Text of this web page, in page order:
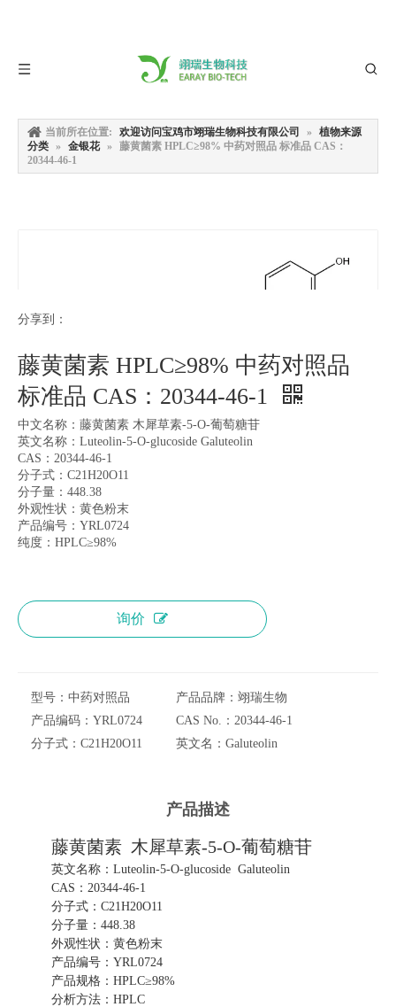
当前所在位置: 欢迎访问宝鸡市翊瑞生物科技有限公司 »
植物来源
分类 » 金银花 »
藤黄菌素 HPLC≥98% 中药对照品 标准品 CAS：
20344-46-1
分享到：
藤黄菌素 HPLC≥98% 中药对照品
标准品 CAS：20344-46-1
中文名称：藤黄菌素 木犀草素-5-O-葡萄糖苷
英文名称：Luteolin-5-O-glucoside Galuteolin
CAS：20344-46-1
分子式：C21H20O11
分子量：448.38
外观性状：黄色粉末
产品编号：YRL0724
纯度：HPLC≥98%
询价
型号： 中药对照品 产品品牌： 翊瑞生物
产品编码： YRL0724 CAS No.： 20344-46-1
分子式： C21H20O11 英文名： Galuteolin
产品描述
藤黄菌素 木犀草素-5-O-葡萄糖苷
英文名称： Luteolin-5-O-glucoside Galuteolin
CAS：20344-46-1
分子式： C21H20O11
分子量： 448.38
外观性状： 黄色粉末
产品编号： YRL0724
产品规格： HPLC≥98%
分析方法： HPLC